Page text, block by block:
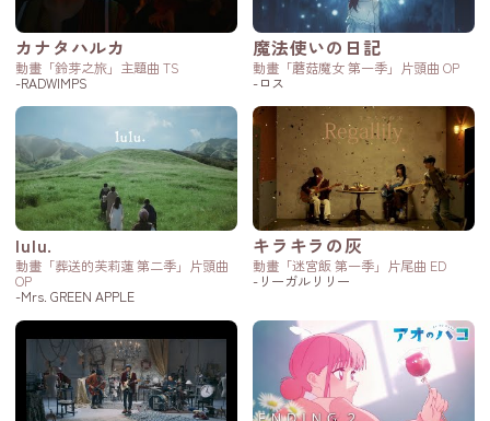
カナタハルカ
動畫「鈴芽之旅」主題曲 TS
-RADWIMPS
魔法使いの日記
動畫「蘑菇魔女 第一季」片頭曲 OP
-ロス
lulu.
動畫「葬送的芙莉蓮 第二季」片頭曲
OP
-Mrs. GREEN APPLE
キラキラの灰
動畫「迷宮飯 第一季」片尾曲 ED
-リーガルリリー